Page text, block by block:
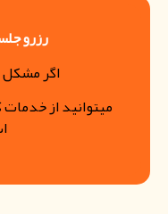
رزرو
اگر مشکل
میتوانید از